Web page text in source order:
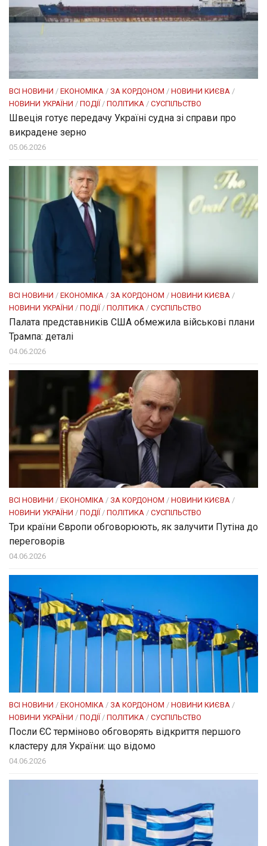
ВСІ НОВИНИ / ЕКОНОМІКА / ЗА КОРДОНОМ / НОВИНИ КИЄВА /
НОВИНИ УКРАЇНИ / ПОДІЇ/ ПОЛІТИКА / СУСПІЛЬСТВО
Швеція готує передачу Україні судна зі справи про
викрадене зерно
05.06.2026
ВСІ НОВИНИ / ЕКОНОМІКА / ЗА КОРДОНОМ / НОВИНИ КИЄВА /
НОВИНИ УКРАЇНИ / ПОДІЇ / ПОЛІТИКА / СУСПІЛЬСТВО
Палата представників США обмежила військові плани
Трампа: деталі
04.06.2026
ВСІ НОВИНИ / ЕКОНОМІКА / ЗА КОРДОНОМ / НОВИНИ КИЄВА /
НОВИНИ УКРАЇНИ / ПОДІЇ / ПОЛІТИКА / СУСПІЛЬСТВО
Три країни Європи обговорюють, як залучити Путіна до
переговорів
04.06.2026
ВСІ НОВИНИ / ЕКОНОМІКА / ЗА КОРДОНОМ / НОВИНИ КИЄВА /
НОВИНИ УКРАЇНИ / ПОДІЇ / ПОЛІТИКА / СУСПІЛЬСТВО
Посли ЄC терміново обговорять відкриття першого
кластеру для України: що відомо
04.06.2026